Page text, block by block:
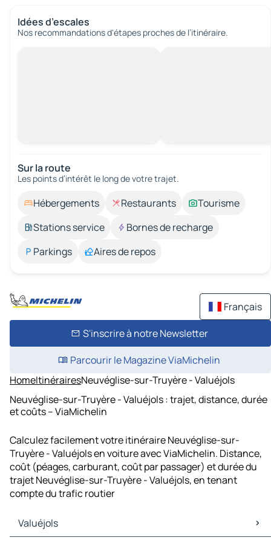
Idées d’escales
Nos recommandations d'étapes proches de l’itinéraire.
Sur la route
Les points d’intérêt le long de votre trajet.
Hébergements Restaurants
Tourisme
Stations service
Bornes de recharge
Parkings
Aires de repos
Français
S'inscrire à notre Newsletter
Parcourir le Magazine ViaMichelin
HomeItinérairesNeuvéglise-sur-Truyère - Valuéjols
Neuvéglise-sur-Truyère - Valuéjols : trajet, distance, durée
et coûts – ViaMichelin
Calculez facilement votre itinéraire Neuvéglise-sur-
Truyère - Valuéjols en voiture avec ViaMichelin. Distance,
coût (péages, carburant, coût par passager) et durée du
trajet Neuvéglise-sur-Truyère - Valuéjols, en tenant
compte du trafic routier
Valuéjols